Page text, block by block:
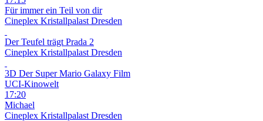
Für immer ein Teil von dir
Cineplex Kristallpalast Dresden
Der Teufel trägt Prada 2
Cineplex Kristallpalast Dresden
3D Der Super Mario Galaxy Film
UCI-Kinowelt
17:20
Michael
Cineplex Kristallpalast Dresden